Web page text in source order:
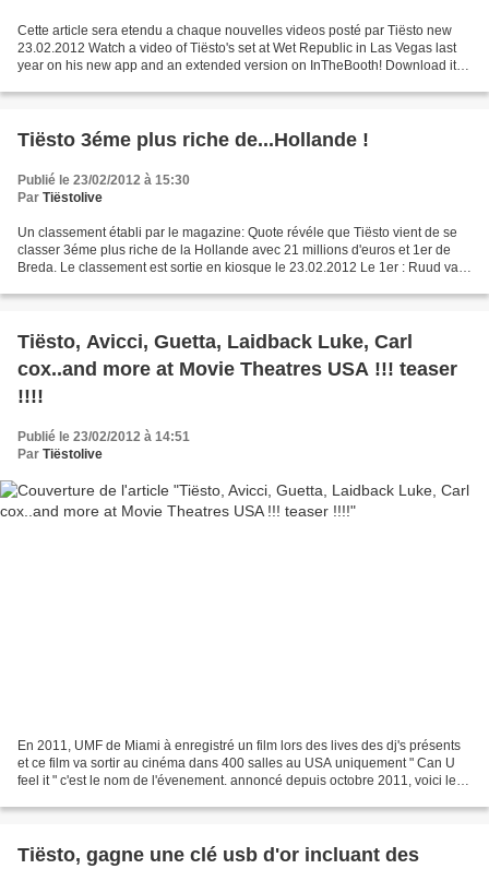
Cette article sera etendu a chaque nouvelles videos posté par Tiësto new
23.02.2012 Watch a video of Tiësto's set at Wet Republic in Las Vegas last
year on his new app and an extended version on InTheBooth! Download it
Tiësto 3éme plus riche de...Hollande !
Publié le 23/02/2012 à 15:30
Par Tiëstolive
Un classement établi par le magazine: Quote révéle que Tiësto vient de se
classer 3éme plus riche de la Hollande avec 21 millions d'euros et 1er de
Breda. Le classement est sortie en kiosque le 23.02.2012 Le 1er : Ruud van
Tiësto, Avicci, Guetta, Laidback Luke, Carl
cox..and more at Movie Theatres USA !!! teaser
!!!!
Publié le 23/02/2012 à 14:51
Par Tiëstolive
En 2011, UMF de Miami à enregistré un film lors des lives des dj's présents
et ce film va sortir au cinéma dans 400 salles au USA uniquement " Can U
feel it " c'est le nom de l'évenement. annoncé depuis octobre 2011, voici le
Tiësto, gagne une clé usb d'or incluant des